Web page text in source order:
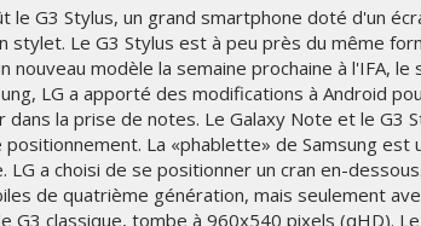
le G3 Stylus, un grand smartphone doté d'un
stylet. Le G3 Stylus est à peu près du même
modèle la semaine prochaine à l'IFA, le
LG a apporté des modifications à Android
la prise de notes. Le Galaxy Note et le G3
La «phablette» de Samsung est
LG a choisi de se positionner un cran en-
de quatrième génération, mais seulement
G3 classique, tombe à 960x540 pixels (qHD).
2026
OR NEVER"
LES
THE PARADIGM
BUSINESS.
VENDREDI 10